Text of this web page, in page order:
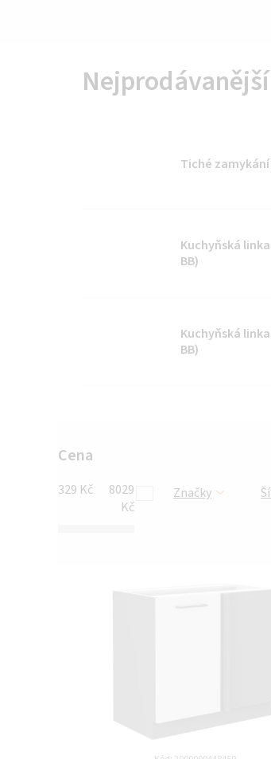
Nejprodávanější
Tiché zamykání
Kuchyňská linka
BB)
Kuchyňská linka
BB)
Cena
329 Kč
8029
Kč
Značky